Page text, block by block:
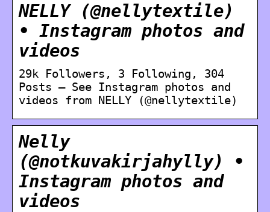
NELLY (@nellytextile)
• Instagram photos and
videos
29k Followers, 3 Following, 304
Posts – See Instagram photos and
videos from NELLY (@nellytextile)
Nelly
(@notkuvakirjahylly) •
Instagram photos and
videos